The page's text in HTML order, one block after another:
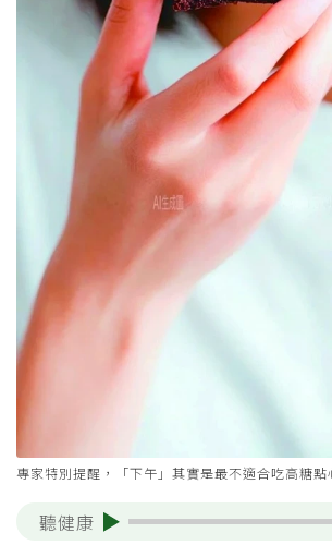
專家特別提醒，「下午」其實是最不適合吃高糖
聽健康